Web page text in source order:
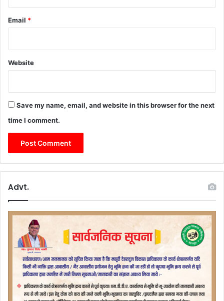
Email *
Website
Save my name, email, and website in this browser for the next
time I comment.
Advt.